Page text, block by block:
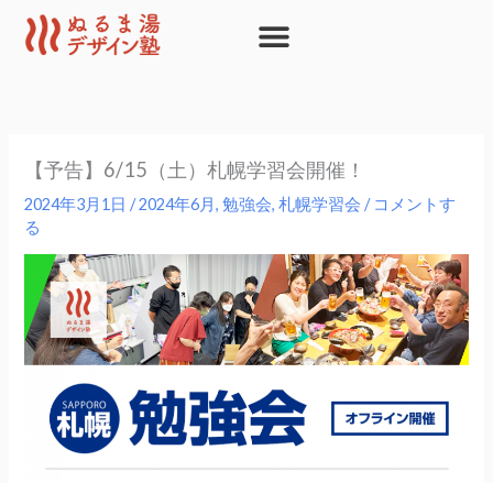
【予告】6/15（土）札幌学習会開催！
2024年3月1日/2024年6月,勉強会,札幌学習会 / コメントす
る